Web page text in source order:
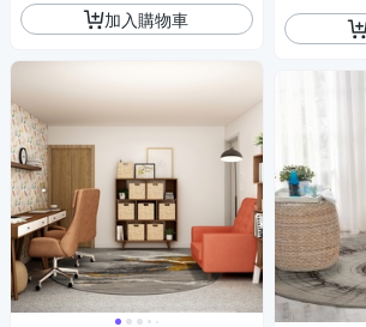
加入購物車